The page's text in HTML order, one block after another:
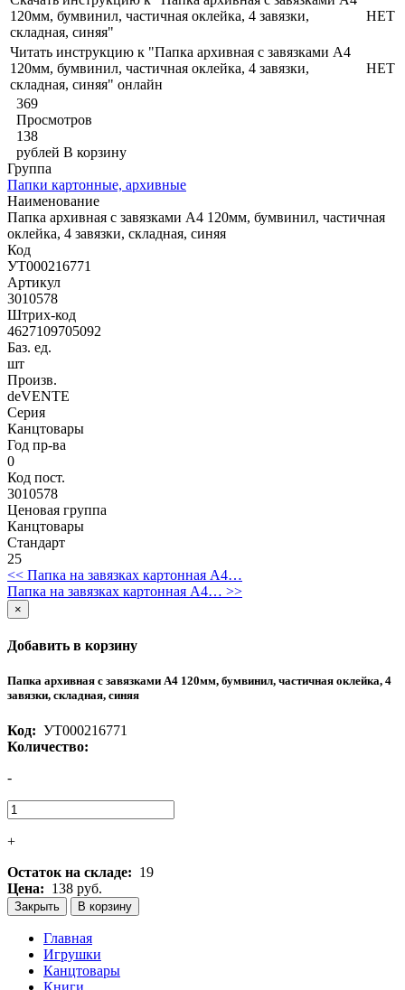
120мм, бумвинил, частичная оклейка, 4 завязки,
складная, синяя"
НЕТ
Читать инструкцию к "Папка архивная с завязками A4
120мм, бумвинил, частичная оклейка, 4 завязки,
складная, синяя" онлайн
НЕТ
369
Просмотров
138
рублей В корзину
Группа
Папки картонные, архивные
Наименование
Папка архивная с завязками A4 120мм, бумвинил, частичная
оклейка, 4 завязки, складная, синяя
Код
УТ000216771
Артикул
3010578
Штрих-код
4627109705092
Баз. ед.
шт
Произв.
deVENTE
Серия
Канцтовары
Год пр-ва
0
Код пост.
3010578
Ценовая группа
Канцтовары
Стандарт
25
<< Папка на завязках картонная А4…
Папка на завязках картонная А4… >>
×
Добавить в корзину
Папка архивная с завязками A4 120мм, бумвинил, частичная оклейка, 4
завязки, складная, синяя
Код: УТ000216771
Количество:
-
+
Остаток на складе: 19
Цена: 138 руб.
Закрыть В корзину
Главная
Игрушки
Канцтовары